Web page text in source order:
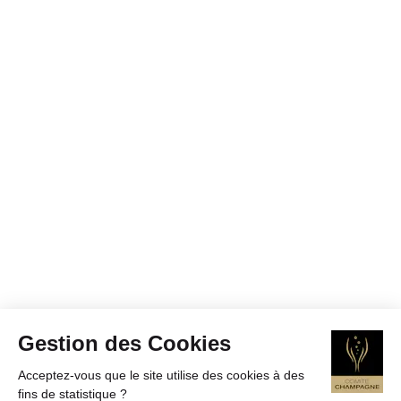
Gestion des Cookies
Acceptez-vous que le site utilise des cookies à des
fins de statistique ?